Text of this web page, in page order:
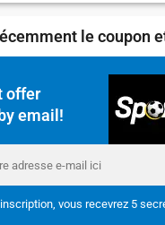
le coupon
offer
email!
vous recevrez 5